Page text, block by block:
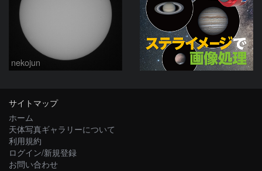
nekojun
サイトマップ
ホーム
天体写真ギャラリーについて
利用規約
ログイン/新規登録
お問い合わせ